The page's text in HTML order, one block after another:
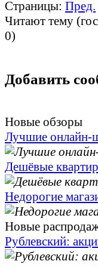
Страницы: Пред.
Читают тему
0)
Добавить
Новые обзоры
Лучшие онлайн-
Дешёвые
Недорогие
Новые
Рублевский: